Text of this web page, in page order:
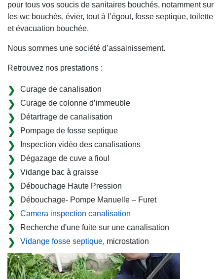
pour tous vos soucis de sanitaires bouchés, notamment sur
les wc bouchés, évier, tout à l’égout, fosse septique, toilette
et évacuation bouchée.
Nous sommes une société d’assainissement.
Retrouvez nos prestations :
Curage de canalisation
Curage de colonne d’immeuble
Détartrage de canalisation
Pompage de fosse septique
Inspection vidéo des canalisations
Dégazage de cuve a fioul
Vidange bac à graisse
Débouchage Haute Pression
Débouchage- Pompe Manuelle – Furet
Camera inspection canalisation
Recherche d'une fuite sur une canalisation
Vidange fosse septique, microstation